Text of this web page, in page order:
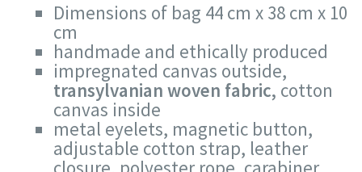
Dimensions of bag 44 cm x 38 cm x 10
cm
handmade and ethically produced
impregnated canvas outside,
transylvanian woven fabric, cotton
canvas inside
metal eyelets, magnetic button,
adjustable cotton strap, leather